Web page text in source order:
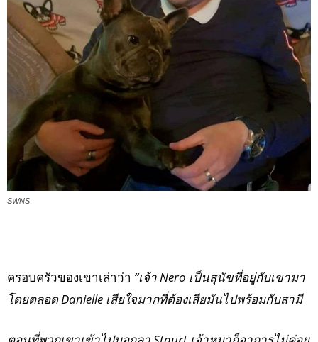
SWNS
ครอบครัวของเขาเล่าว่า “เจ้า Nero เป็นสุนัขที่อยู่กับเขามา
โดยตลอด Danielle เสียใจมากที่ต้องเสียมันไปพร้อมกับสามี